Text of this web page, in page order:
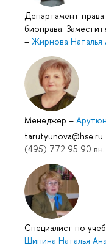
Департамент
биоправа:
– Жирнова Наталья
Менеджер –
tarutyunova@hse.ru
(495) 772 95 90 вн.
Специалист по
Шипина Наталья